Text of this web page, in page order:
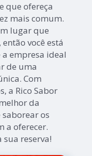
que ofereça
mais comum.
lugar que
você está
a empresa ideal
de uma
Com
a Rico Sabor
da
saborear os
a oferecer.
sua reserva!